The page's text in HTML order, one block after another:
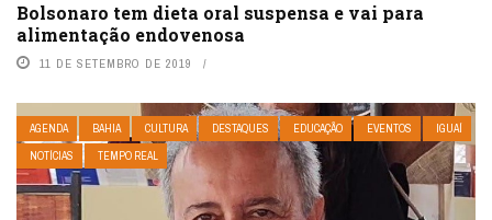
Bolsonaro tem dieta oral suspensa e vai para
alimentação endovenosa
11 DE SETEMBRO DE 2019
AGENDA BAHIA CULTURA DESTAQUES EDUCAÇÃO EVENTOS
IGUAÍ
NOTÍCIAS
TEMPO REAL